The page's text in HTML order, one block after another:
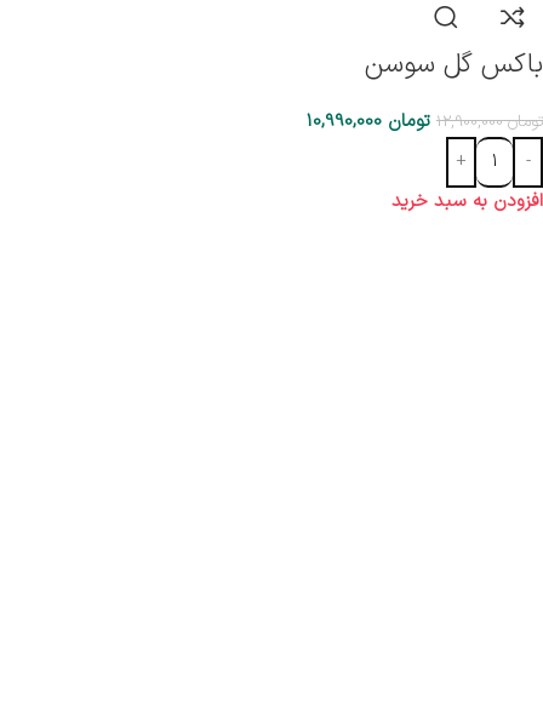
باکس گل سوسن
تومان12,900,000 تومان
افزودن به سبد خرید